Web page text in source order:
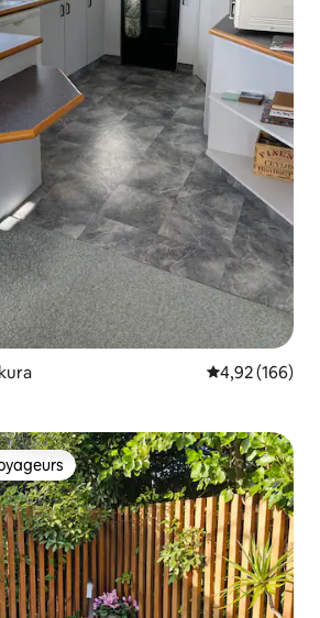
Évaluation
4,92 (166)
les plus appréciés